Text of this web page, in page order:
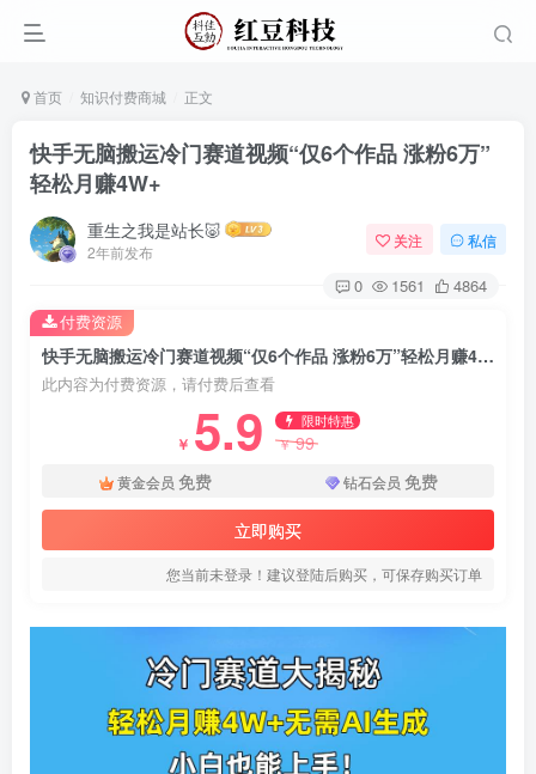
首页 知识付费商城 正文
快手无脑搬运冷门赛道视频“仅6个作品 涨粉6万”
轻松月赚4W+
重生之我是站长🐷
2年前发布
关注 私信
0 1561 4864
快手无脑搬运冷门赛道视频“仅6个作品 涨粉6万”轻松月赚4W+
此内容为付费资源，请付费后查看
￥ 5.9 限时特惠
￥99
黄金会员 免费 钻石会员 免费
立即购买
您当前未登录！建议登陆后购买，可保存购买订单
付费资源